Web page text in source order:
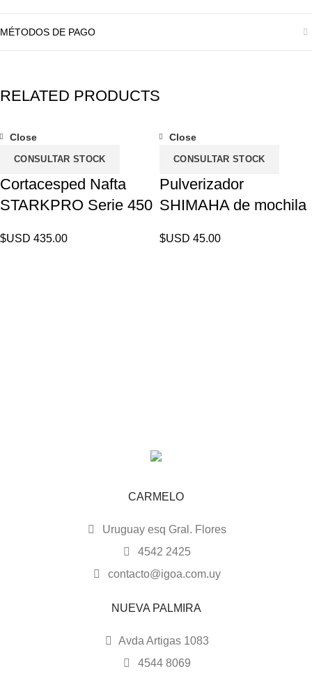
MÉTODOS DE PAGO
RELATED PRODUCTS
CONSULTAR STOCK
Close
Cortacesped Nafta
STARKPRO Serie 450
$USD 435.00
CONSULTAR STOCK
Close
Pulverizador
SHIMAHA de mochila
$USD 45.00
CARMELO
Uruguay esq Gral. Flores
4542 2425
contacto@igoa.com.uy
NUEVA PALMIRA
Avda Artigas 1083
4544 8069